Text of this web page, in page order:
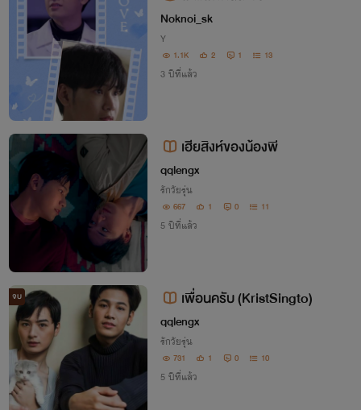
Noknoi_sk
Y
1.1K 2 1 13
3 ปีที่แล้ว
เฮียสิงห์ของน้องพี
qqlengx
รักวัยรุ่น
667 1 0 11
5 ปีที่แล้ว
จบ เพื่อนครับ (KristSingto)
qqlengx
รักวัยรุ่น
731 1 0 10
5 ปีที่แล้ว